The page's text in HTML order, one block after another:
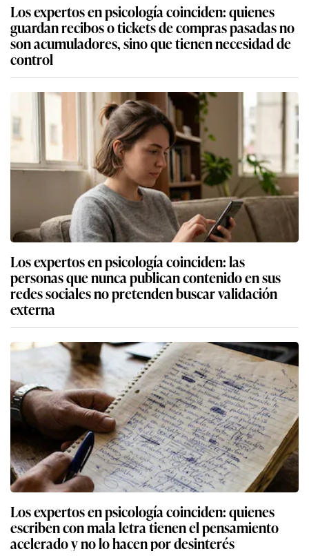
Los expertos en psicología coinciden: quienes
guardan recibos o tickets de compras pasadas no
son acumuladores, sino que tienen necesidad de
control
Los expertos en psicología coinciden: las
personas que nunca publican contenido en sus
redes sociales no pretenden buscar validación
externa
Los expertos en psicología coinciden: quienes
escriben con mala letra tienen el pensamiento
acelerado y no lo hacen por desinterés